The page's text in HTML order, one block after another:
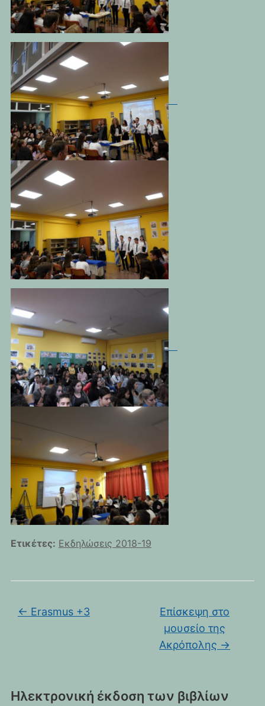
Ηλεκτρονική έκδοση των βιβλίων
Ετικέτες: Εκδηλώσεις 2018-19
← Erasmus +3
Επίσκεψη στο
μουσείο της
Ακρόπολης →